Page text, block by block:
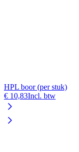
HPL boor (per stuk)
€ 10,83Incl. btw